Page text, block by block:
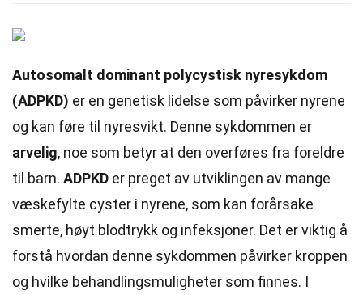
Autosomalt dominant polycystisk nyresykdom
(ADPKD) er en genetisk lidelse som påvirker nyrene
og kan føre til nyresvikt. Denne sykdommen er
arvelig, noe som betyr at den overføres fra foreldre
til barn. ADPKD er preget av utviklingen av mange
væskefylte cyster i nyrene, som kan forårsake
smerte, høyt blodtrykk og infeksjoner. Det er viktig å
forstå hvordan denne sykdommen påvirker kroppen
og hvilke behandlingsmuligheter som finnes. I